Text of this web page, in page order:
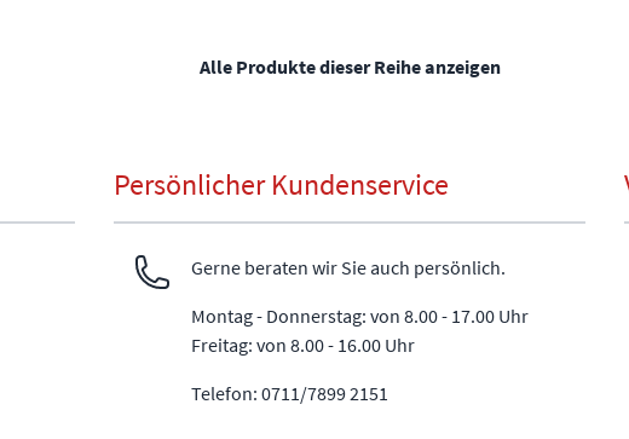
Alle Produkte dieser Reihe anzeigen
Persönlicher Kundenservice
Gerne beraten wir Sie auch persönlich.
Montag - Donnerstag: von 8.00 - 17.00 Uhr
Freitag: von 8.00 - 16.00 Uhr
Telefon: 0711/7899 2151